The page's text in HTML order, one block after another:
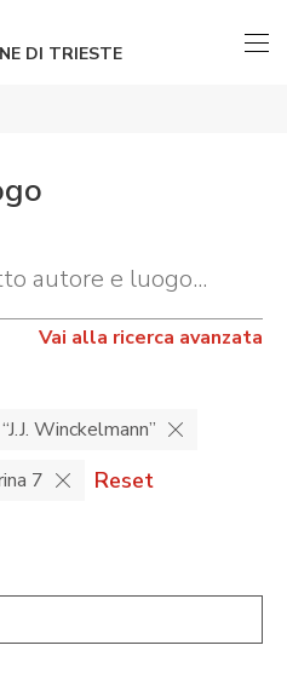
DI TRIESTE
Vai alla ricerca avanzata
Winckelmann”
7
Reset